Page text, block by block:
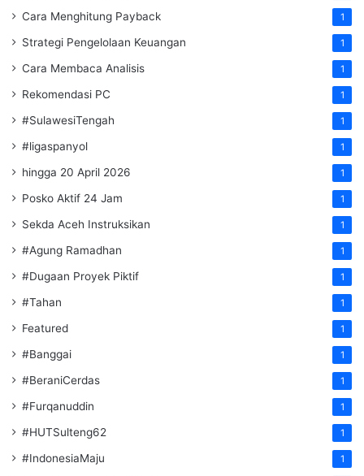
Cara Menghitung Payback 1
Strategi Pengelolaan Keuangan 1
Cara Membaca Analisis 1
Rekomendasi PC 1
#SulawesiTengah 1
#ligaspanyol 1
hingga 20 April 2026 1
Posko Aktif 24 Jam 1
Sekda Aceh Instruksikan 1
#Agung Ramadhan 1
#Dugaan Proyek Piktif 1
#Tahan 1
Featured 1
#Banggai 1
#BeraniCerdas 1
#Furqanuddin 1
#HUTSulteng62 1
#IndonesiaMaju 1